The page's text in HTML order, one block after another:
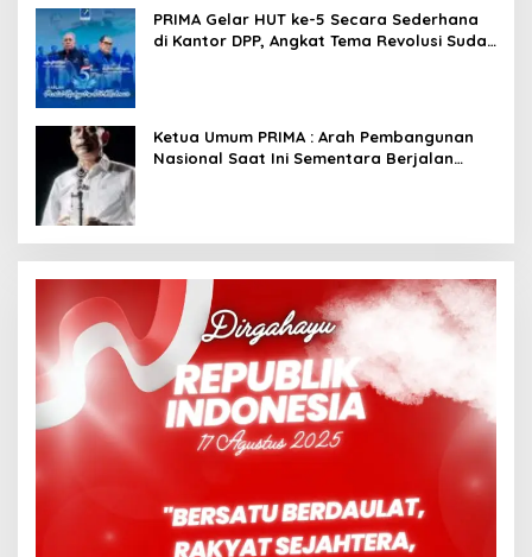
PRIMA Gelar HUT ke-5 Secara Sederhana
di Kantor DPP, Angkat Tema Revolusi Sudah
Ketua Umum PRIMA : Arah Pembangunan
Nasional Saat Ini Sementara Berjalan